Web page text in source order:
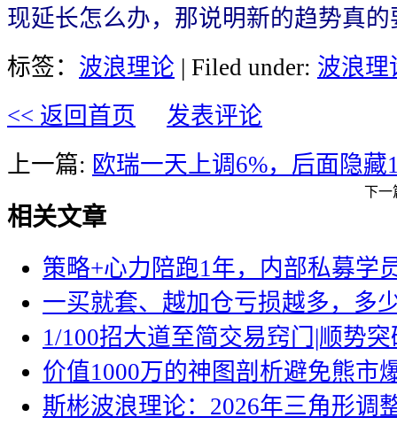
现延长怎么办，那说明新的趋势真
标签： 波浪理论 | Filed under: 波浪理
<< 返回首页
发表评论
上一篇: 欧瑞一天上调6%，后面隐藏
下
相关文章
策略+心力陪跑1年，内部私募学
一买就套、越加仓亏损越多，多
1/100招大道至简交易窍门|顺势突
价值1000万的神图剖析避免熊市
斯彬波浪理论：2026年三角形调